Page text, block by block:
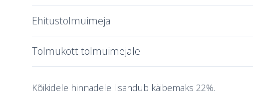
Ehitustolmuimeja
Tolmukott tolmuimejale
Kõikidele hinnadele lisandub käibemaks 22%.